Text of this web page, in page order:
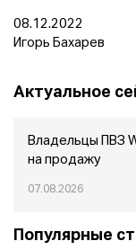
08.12.2022
Игорь Бахарев
Актуальное
Владельцы ПВЗ
на продажу
07.08.2026
Популярные